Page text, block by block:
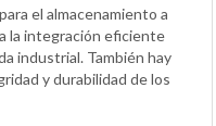
el almacenamiento a
la integración eficiente
industrial. También hay
y durabilidad de los